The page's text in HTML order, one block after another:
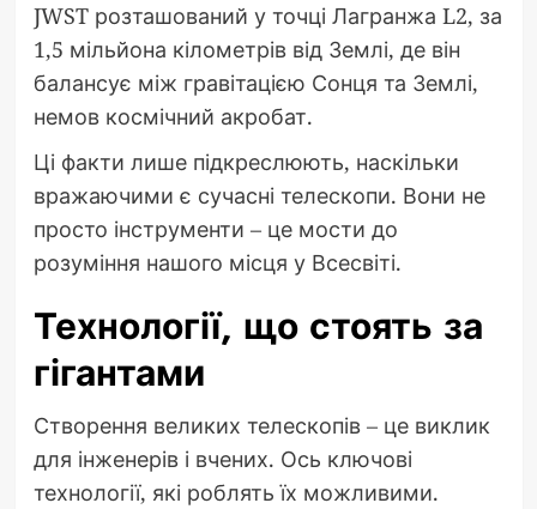
JWST розташований у точці Лагранжа L2, за
1,5 мільйона кілометрів від Землі, де він
балансує між гравітацією Сонця та Землі,
немов космічний акробат.
Ці факти лише підкреслюють, наскільки
вражаючими є сучасні телескопи. Вони не
просто інструменти – це мости до
розуміння нашого місця у Всесвіті.
Технології, що стоять за
гігантами
Створення великих телескопів – це виклик
для інженерів і вчених. Ось ключові
технології, які роблять їх можливими.